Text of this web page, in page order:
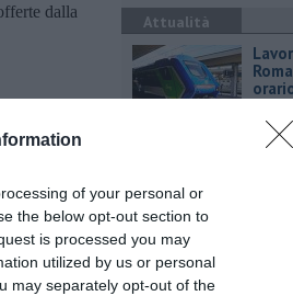
of your personal or
the below opt-out section to
is processed you may
utilized by us or personal
may separately opt-out of the
dalla
Attualità